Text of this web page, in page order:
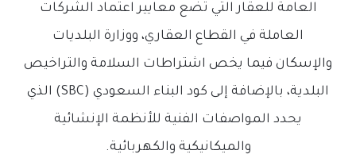
العامة للعقار التي تضع معايير اعتماد الشركات
العاملة في القطاع العقاري، ووزارة البلديات
والإسكان فيما يخص اشتراطات السلامة والتراخيص
البلدية، بالإضافة إلى كود البناء السعودي (SBC) الذي
يحدد المواصفات الفنية للأنظمة الإنشائية
والميكانيكية والكهربائية.